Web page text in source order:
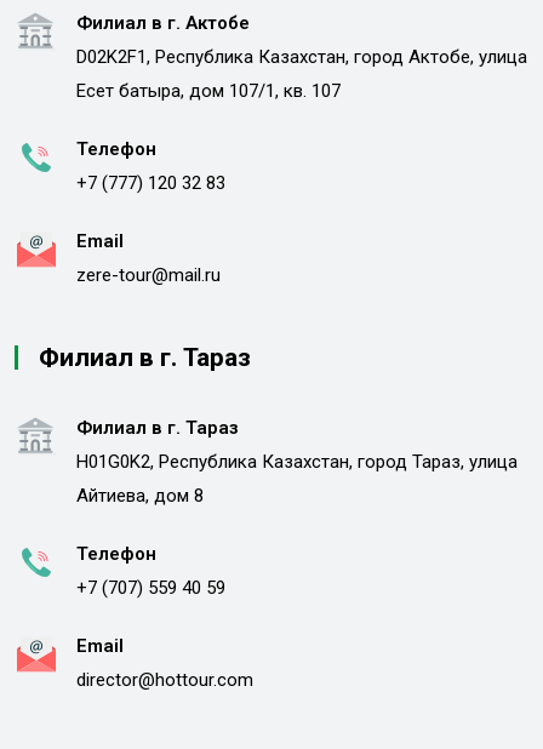
Филиал в г. Актобе
D02K2F1, Республика Казахстан, город Актобе, улица
Есет батыра, дом 107/1, кв. 107
Телефон
+7 (777) 120 32 83
Email
zere-tour@mail.ru
Филиал в г. Тараз
Филиал в г. Тараз
H01G0K2, Республика Казахстан, город Тараз, улица
Айтиева, дом 8
Телефон
+7 (707) 559 40 59
Email
director@hottour.com